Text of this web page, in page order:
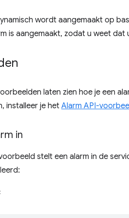
wordt aangemaakt op
is aangemaakt, zodat u weet
laten zien hoe je een
installeer je het Alarm API-
in
stelt een alarm in de